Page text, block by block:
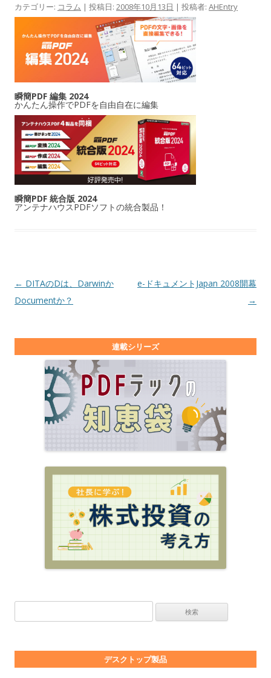
カテゴリー: コラム | 投稿日: 2008年10月13日 | 投稿者: AHEntry
瞬簡PDF 編集 2024
かんたん操作でPDFを自由自在に編集
瞬簡PDF 統合版 2024
アンテナハウスPDFソフトの統合製品！
投稿ナビゲーション
← DITAのDは、Darwinか
Documentか？
e-ドキュメントJapan 2008開幕
→
連載シリーズ
デスクトップ製品